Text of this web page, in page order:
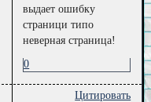
выдает ошибку
страници типо
неверная страница!
0
Цитировать